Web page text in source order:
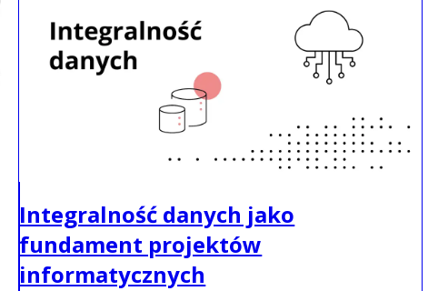
Integralność danych jako
fundament projektów
informatycznych